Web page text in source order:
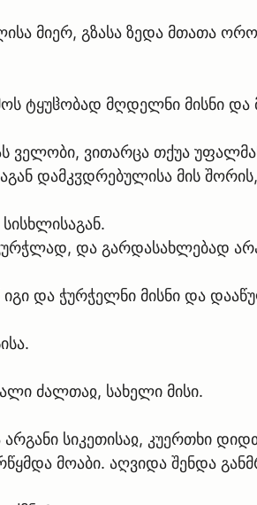
მიერ, გზასა ზედა მთათა
ტყუჱობად მღდელნი მისნი და
ველობი, ვითარცა თქუა
დამკჳდრებულისა მის
ჭურჭლად, და გარდასახლებად
და ჭურჭელნი მისნი და
ძალთაჲ, სახელი მისი.
სიკეთისაჲ, კუერთხი
მოაბი. აღვიდა შენდა